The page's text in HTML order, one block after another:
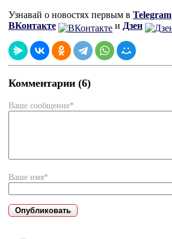
Узнавай о новостях первым в Telegram
ВКонтакте
и Дзен
Комментарии (6)
Ваше сообщение*
Ваше имя*